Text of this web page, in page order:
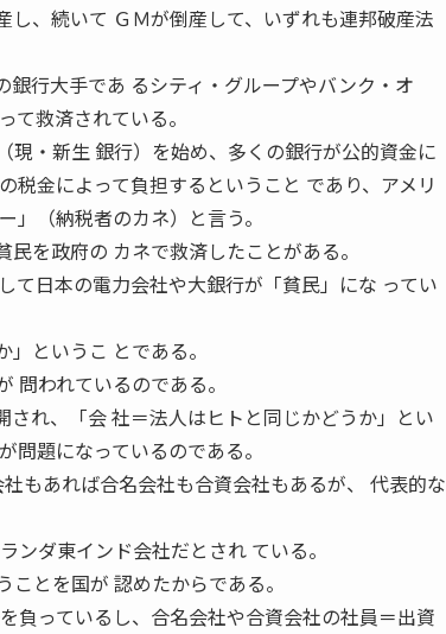
、続いて ＧＭが倒産して、いずれも連邦破産法
行大手であ るシティ・グループやバンク・オ
て救済されている。
・新生 銀行）を始め、多くの銀行が公的資金に
税金によって負担するということ であり、アメリ
」（納税者のカネ）と言う。
を政府の カネで救済したことがある。
て日本の電力会社や大銀行が「貧民」にな ってい
というこ とである。
問われているのである。
れ、「会 社＝法人はヒトと同じかどうか」とい
問題になっているのである。
ば合名会社も合資会社もあるが、 代表的な
ンダ東インド会社だとされ ている。
とを国が 認めたからである。
負っているし、合名会社や合資会社の社員＝出資